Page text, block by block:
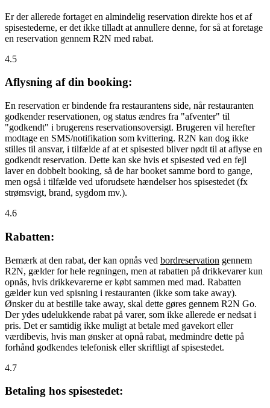
Er der allerede fortaget en almindelig reservation direkte hos et af
spisestederne, er det ikke tilladt at annullere denne, for så at foretage
en reservation gennem R2N med rabat.
4.5
Aflysning af din booking:
En reservation er bindende fra restaurantens side, når restauranten
godkender reservationen, og status ændres fra "afventer" til
"godkendt" i brugerens reservationsoversigt. Brugeren vil herefter
modtage en SMS/notifikation som kvittering. R2N kan dog ikke
stilles til ansvar, i tilfælde af at et spisested bliver nødt til at aflyse en
godkendt reservation. Dette kan ske hvis et spisested ved en fejl
laver en dobbelt booking, så de har booket samme bord to gange,
men også i tilfælde ved uforudsete hændelser hos spisestedet (fx
strømsvigt, brand, sygdom mv.).
4.6
Rabatten:
Bemærk at den rabat, der kan opnås ved bordreservation gennem
R2N, gælder for hele regningen, men at rabatten på drikkevarer kun
opnås, hvis drikkevarerne er købt sammen med mad. Rabatten
gælder kun ved spisning i restauranten (ikke som take away).
Ønsker du at bestille take away, skal dette gøres gennem R2N Go.
Der ydes udelukkende rabat på varer, som ikke allerede er nedsat i
pris. Det er samtidig ikke muligt at betale med gavekort eller
værdibevis, hvis man ønsker at opnå rabat, medmindre dette på
forhånd godkendes telefonisk eller skriftligt af spisestedet.
4.7
Betaling hos spisestedet: